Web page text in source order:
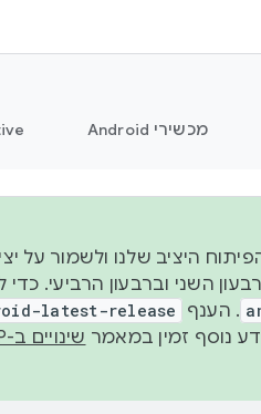
מכשירי Android
למודל הפיתוח היציב שלנו
. הענף latest-release
שינויים ב-AOSP